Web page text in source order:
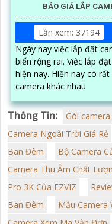
BÁO GIÁ LẮP
Lần xem: 37194
Ngày nay việc lắp đặt
biến rộng rãi. Việc lắp
hiện nay. Hiện nay có rất nhiều thương hiệu hoặc các hãng
camera khác nhau
Thông Tin: Gói
Camera Ngoài Trời Giá Rẻ
Ban Đêm
Bộ Camera
Camera Thu Âm Chất
Pro 3K Của EZVIZ
Ban Đêm
Mẫu Camera